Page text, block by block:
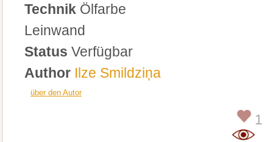
Technik Ölfarbe
Leinwand
Status Verfügbar
Author Ilze Smildziņa
über den Autor
1